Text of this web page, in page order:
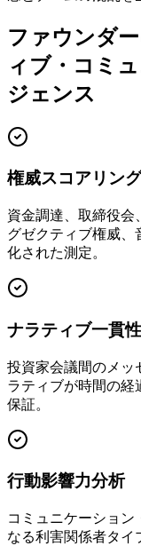
ファウンダ
ィブ・コミ
ジェンス
権威スコアリング
資金調達、取締役会
グゼクティブ権威、
化された測定。
ナラティブ一貫
投資家会議間のメッ
ラティブが時間の経
保証。
行動影響力分析
コミュニケーショ
なる利害関係者タイ